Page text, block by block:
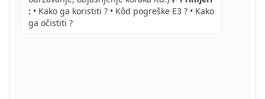
: • Kako ga koristiti ? • Kôd pogreške E3 ? • Kako
ga očistiti ?